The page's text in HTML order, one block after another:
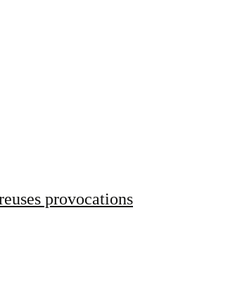
provocations